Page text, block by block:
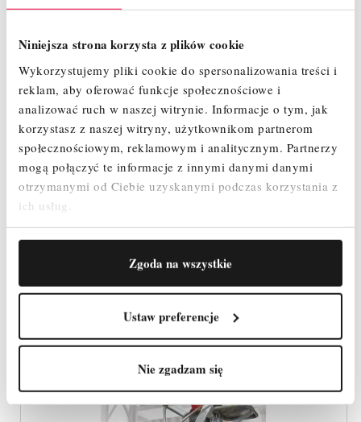
Niniejsza strona korzysta z plików cookie
Wykorzystujemy pliki cookie do spersonalizowania treści i
reklam, aby oferować funkcje społecznościowe i
analizować ruch w naszej witrynie. Informacje o tym, jak
korzystasz z naszej witryny, użytkownikom partnerom
społecznościowym, reklamowym i analitycznym. Partnerzy
mogą połączyć te informacje z innymi danymi danymi
otrzymanymi od Ciebie uzyskanymi podczas korzystania z
ich usług.
Zgoda na wszystkie
Ustaw preferencje
Nie zgadzam się
SCHODY JEZDNE FARAONE PIK (8 STOPNI)
SZYBKI PODGLĄD